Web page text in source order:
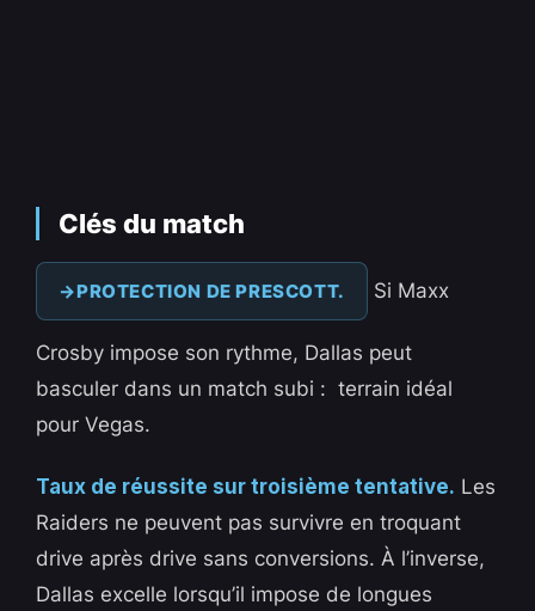
Clés du match
PROTECTION DE PRESCOTT. Si Maxx
Crosby impose son rythme, Dallas peut
basculer dans un match subi : terrain idéal
pour Vegas.
Taux de réussite sur troisième tentative. Les
Raiders ne peuvent pas survivre en troquant
drive après drive sans conversions. À l’inverse,
Dallas excelle lorsqu’il impose de longues